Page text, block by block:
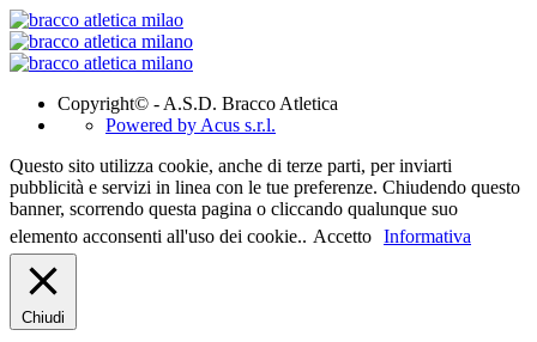
Copyright© - A.S.D. Bracco Atletica
Powered by Acus s.r.l.
Questo sito utilizza cookie, anche di terze parti, per inviarti
pubblicità e servizi in linea con le tue preferenze. Chiudendo questo
banner, scorrendo questa pagina o cliccando qualunque suo
elemento acconsenti all'uso dei cookie.. Accetto Informativa
Chiudi